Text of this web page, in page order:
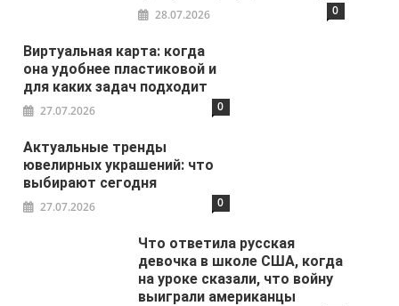
28.07.2026 0
Виртуальная карта: когда
она удобнее пластиковой и
для каких задач подходит
27.07.2026 0
Актуальные тренды
ювелирных украшений: что
выбирают сегодня
27.07.2026 0
Что ответила русская
девочка в школе США, когда
на уроке сказали, что войну
выиграли американцы